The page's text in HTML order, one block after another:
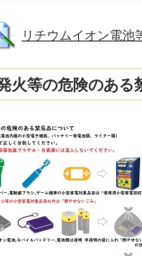
リチウムイオン電池
火等の危険のある